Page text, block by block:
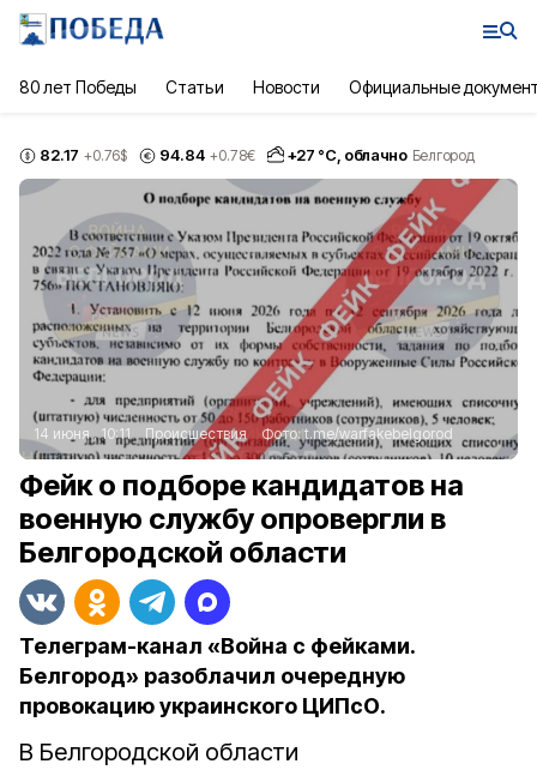
80 лет Победы Статьи Новости Официальные
82.17 +0.76$ 94.84 +0.78€ +27 °С, облачно Белгород
14 июня , 10:11 Происшествия Фото:t.me/warfakebelgorod
Фейк о подборе кандидатов на
военную службу опровергли в
Белгородской области
Телеграм-канал «Война с фейками.
Белгород» разоблачил очередную
провокацию украинского ЦИПсО.
В Белгородской области